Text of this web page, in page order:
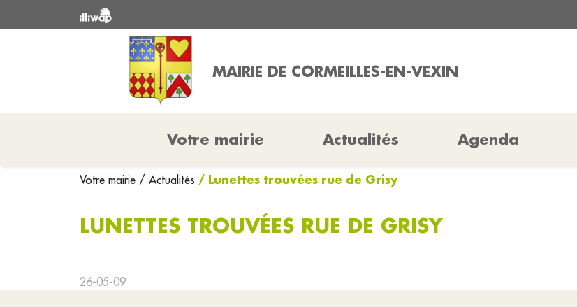
MAIRIE DE CORMEILLES-EN-VEXIN
Votre mairie Actualités Agenda
Votre mairie / Actualités / Lunettes trouvées rue de Grisy
LUNETTES TROUVÉES RUE DE GRISY
26-05-09